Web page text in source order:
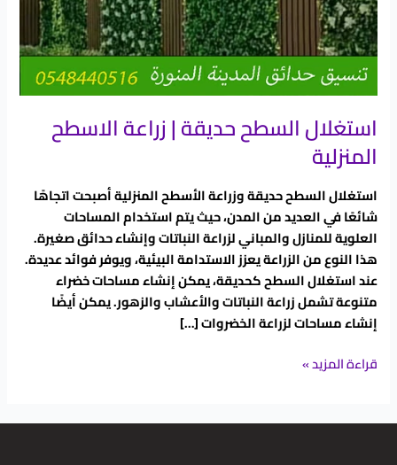
استغلال السطح حديقة | زراعة الاسطح
المنزلية
استغلال السطح حديقة وزراعة الأسطح المنزلية أصبحت اتجاهًا
شائعًا في العديد من المدن، حيث يتم استخدام المساحات
العلوية للمنازل والمباني لزراعة النباتات وإنشاء حدائق صغيرة.
هذا النوع من الزراعة يعزز الاستدامة البيئية، ويوفر فوائد عديدة.
عند استغلال السطح كحديقة، يمكن إنشاء مساحات خضراء
متنوعة تشمل زراعة النباتات والأعشاب والزهور. يمكن أيضًا
إنشاء مساحات لزراعة الخضروات […]
قراءة المزيد »